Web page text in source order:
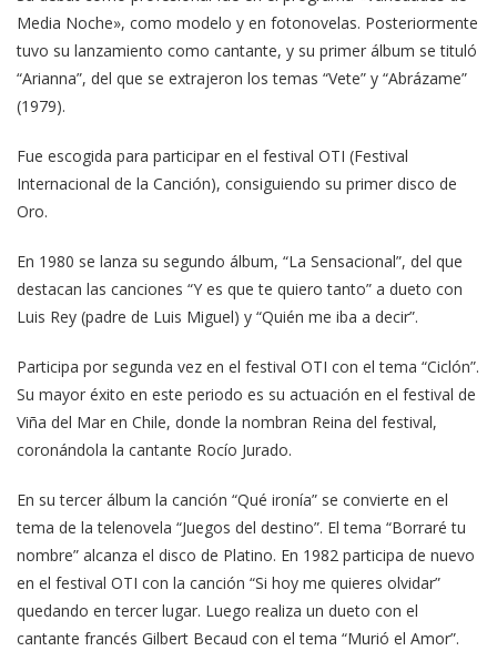
Media Noche», como modelo y en fotonovelas. Posteriormente
tuvo su lanzamiento como cantante, y su primer álbum se tituló
“Arianna”, del que se extrajeron los temas “Vete” y “Abrázame”
(1979).
Fue escogida para participar en el festival OTI (Festival
Internacional de la Canción), consiguiendo su primer disco de
Oro.
En 1980 se lanza su segundo álbum, “La Sensacional”, del que
destacan las canciones “Y es que te quiero tanto” a dueto con
Luis Rey (padre de Luis Miguel) y “Quién me iba a decir”.
Participa por segunda vez en el festival OTI con el tema “Ciclón”.
Su mayor éxito en este periodo es su actuación en el festival de
Viña del Mar en Chile, donde la nombran Reina del festival,
coronándola la cantante Rocío Jurado.
En su tercer álbum la canción “Qué ironía” se convierte en el
tema de la telenovela “Juegos del destino”. El tema “Borraré tu
nombre” alcanza el disco de Platino. En 1982 participa de nuevo
en el festival OTI con la canción “Si hoy me quieres olvidar”
quedando en tercer lugar. Luego realiza un dueto con el
cantante francés Gilbert Becaud con el tema “Murió el Amor”.